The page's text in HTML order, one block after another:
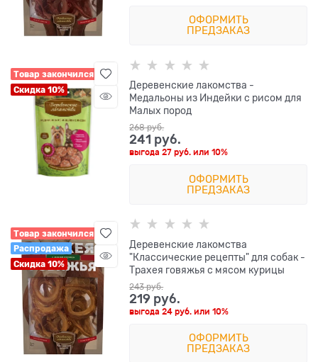
ОФОРМИТЬ
ПРЕДЗАКАЗ
Товар закончился
Скидка 10%
Деревенские лакомства -
Медальоны из Индейки с рисом для
Малых пород
268 руб.
241 руб.
выгода27 руб. или10%
ОФОРМИТЬ
ПРЕДЗАКАЗ
Товар закончился
Распродажа
Скидка 10%
Деревенские лакомства
"Классические рецепты" для собак -
Трахея говяжья с мясом курицы
243 руб.
219 руб.
выгода24 руб. или10%
ОФОРМИТЬ
ПРЕДЗАКАЗ